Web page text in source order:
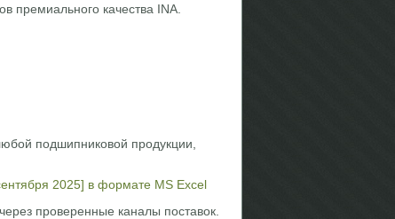
премиального качества INA.
подшипниковой продукции,
2025] в формате MS Excel
проверенные каналы поставок.